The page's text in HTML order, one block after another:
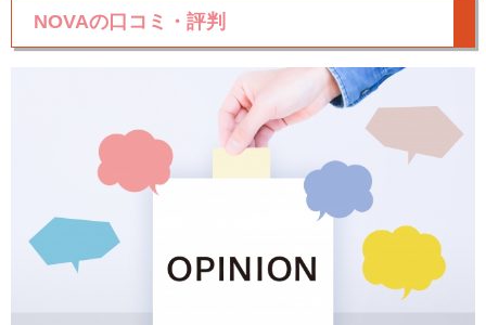
NOVAの口コミ・評判